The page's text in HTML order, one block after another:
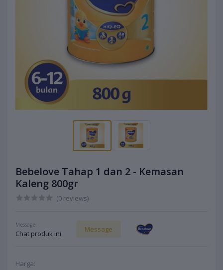
Bebelove Tahap 1 dan 2 - Kemasan
Kaleng 800gr
(0 reviews)
Message:
Chat produk ini
Message
Harga: